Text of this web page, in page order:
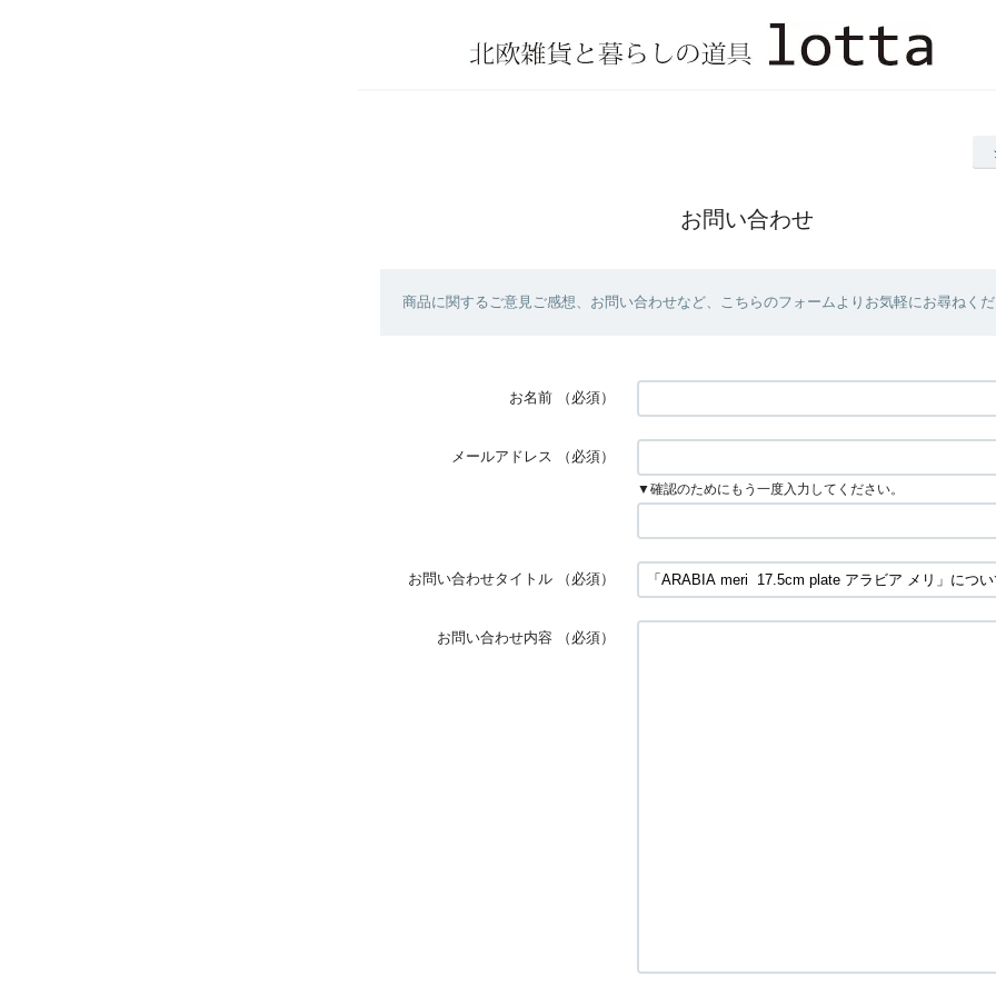
お問い合わせ
商品に関するご意見ご感想、お問い合わせなど、こちらのフォームよりお気軽にお尋ねくだ
お名前 （必須）
メールアドレス （必須）
▼確認のためにもう一度入力してください。
お問い合わせタイトル （必須）
お問い合わせ内容 （必須）